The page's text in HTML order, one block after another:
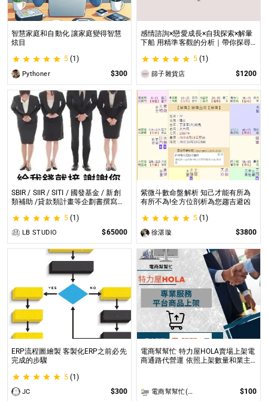
智慧家庭和自動化 讓家庭變得智慧
炫目
5 (1)
Pythoner $300
感情諮詢×戀愛成長×自我探索×解暈
下船 用精準客觀的分析｜帶你探尋
5 (1)
篩子雜貨店 $1200
SBIR / SIIR / SITI / 國發基金 / 新創
類補助 /貸款類計畫等企劃書撰寫
類補助 /貸款類計畫等企劃書撰寫
5 (1)
LB STUDIO $65000
紫微斗數命盤解析 知己才能有所為
有所不為!全方位剖析為您趨吉避凶
5 (1)
徐湛璇 $3800
ERP流程圖繪製 客製化ERP之前必先
完成的步驟
5 (1)
JC $300
電商幫幫忙 特力屋HOLA賣場上架電
商通路代營運 依照上架數量和業主
電商幫幫忙(電商平台代營運/電商上架/運營策略/網路行銷) $100